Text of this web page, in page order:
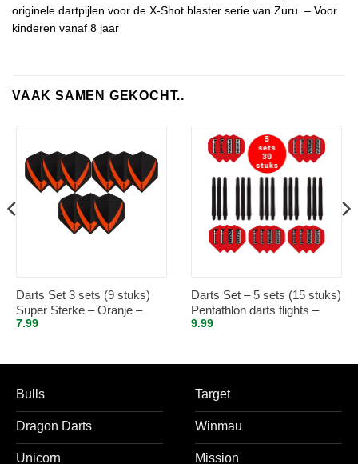
originele dartpijlen voor de X-Shot blaster serie van Zuru. – Voor
kinderen vanaf 8 jaar
VAAK SAMEN GEKOCHT..
Darts Set 3 sets (9 stuks)
Super Sterke – Oranje –
Vista-X – flights – darts
7.99
Darts Set – 5 sets (15 stuks)
Pentathlon darts flights –
super stevig – rood – incl. 5
9.99
Bulls
Dragon Darts
Unicorn
Target
Winmau
Mission